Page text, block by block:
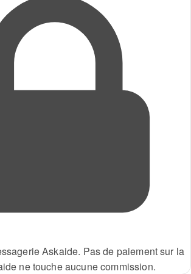
Askaide. Pas de paiement sur la
ne touche aucune commission.